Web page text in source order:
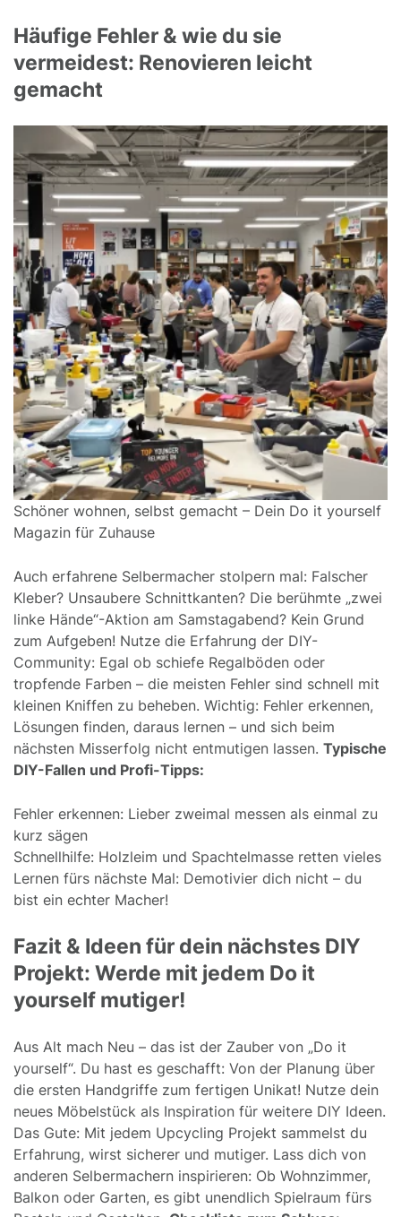
Häufige Fehler & wie du sie
vermeidest: Renovieren leicht
gemacht
Schöner wohnen, selbst gemacht – Dein Do it yourself
Magazin für Zuhause
Auch erfahrene Selbermacher stolpern mal: Falscher
Kleber? Unsaubere Schnittkanten? Die berühmte „zwei
linke Hände“-Aktion am Samstagabend? Kein Grund
zum Aufgeben! Nutze die Erfahrung der DIY-
Community: Egal ob schiefe Regalböden oder
tropfende Farben – die meisten Fehler sind schnell mit
kleinen Kniffen zu beheben. Wichtig: Fehler erkennen,
Lösungen finden, daraus lernen – und sich beim
nächsten Misserfolg nicht entmutigen lassen. Typische
DIY-Fallen und Profi-Tipps:
Fehler erkennen: Lieber zweimal messen als einmal zu
kurz sägen
Schnellhilfe: Holzleim und Spachtelmasse retten vieles
Lernen fürs nächste Mal: Demotivier dich nicht – du
bist ein echter Macher!
Fazit & Ideen für dein nächstes DIY
Projekt: Werde mit jedem Do it
yourself mutiger!
Aus Alt mach Neu – das ist der Zauber von „Do it
yourself“. Du hast es geschafft: Von der Planung über
die ersten Handgriffe zum fertigen Unikat! Nutze dein
neues Möbelstück als Inspiration für weitere DIY Ideen.
Das Gute: Mit jedem Upcycling Projekt sammelst du
Erfahrung, wirst sicherer und mutiger. Lass dich von
anderen Selbermachern inspirieren: Ob Wohnzimmer,
Balkon oder Garten, es gibt unendlich Spielraum fürs